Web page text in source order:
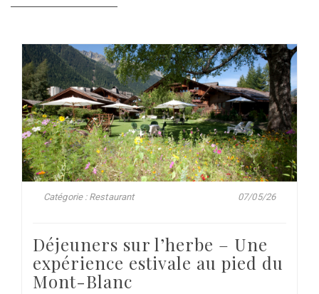
Catégorie : Restaurant 07/05/26
Déjeuners sur l’herbe – Une
expérience estivale au pied du
Mont-Blanc